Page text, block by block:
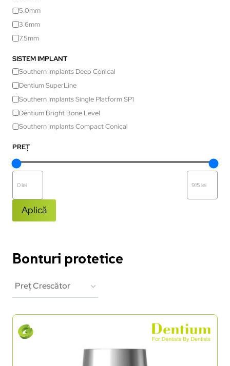
5.0mm
3.6mm
7.5mm
SISTEM IMPLANT
Southern Implants Deep Conical
Dentium SuperLine
Southern Implants Single Platform SP1
Dentium Bright Bone Level
Southern Implants Compact Conical
PREȚ
Aplică
Bonturi protetice